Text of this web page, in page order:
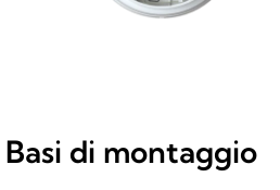
Basi di montaggio